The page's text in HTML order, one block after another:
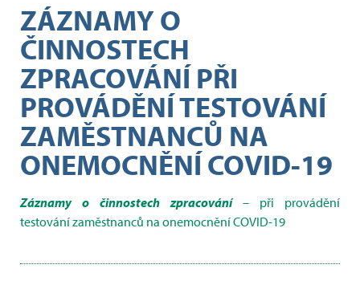
ZÁZNAMY O
ČINNOSTECH
ZPRACOVÁNÍ PŘI
PROVÁDĚNÍ TESTOVÁNÍ
ZAMĚSTNANCŮ NA
ONEMOCNĚNÍ COVID-19
Záznamy o činnostech zpracování– při provádění
testování zaměstnanců na onemocnění COVID-19